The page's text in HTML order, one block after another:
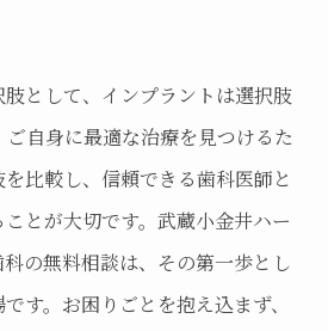
として、インプラントは選択肢
自身に最適な治療を見つけるた
比較し、信頼できる歯科医師と
とが大切です。武蔵小金井ハー
の無料相談は、その第一歩とし
す。お困りごとを抱え込まず、